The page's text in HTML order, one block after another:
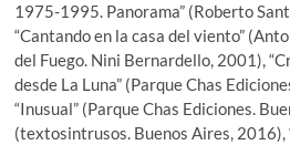
1975-1995. Panorama” (Roberto
“Cantando en la casa del viento”
del Fuego. Nini Bernardello, 2001),
desde La Luna” (Parque Chas
“Inusual” (Parque Chas Ediciones.
(textosintrusos. Buenos Aires, 2016),